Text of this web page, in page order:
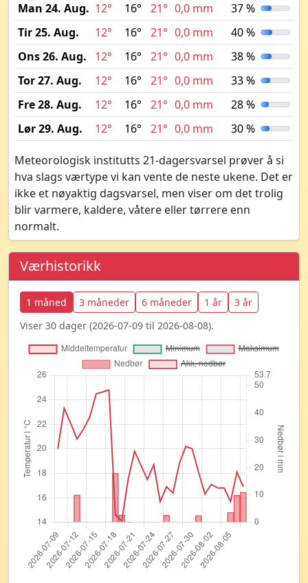
Man 24. Aug. 12° 16° 21° 0,0 mm
37 %
Tir 25. Aug.
12° 16° 21° 0,0 mm
40 %
Ons 26. Aug.
12° 16° 21° 0,0 mm
38 %
Tor 27. Aug.
12° 16° 21° 0,0 mm
33 %
Fre 28. Aug.
12° 16° 21° 0,0 mm
28 %
Lør 29. Aug.
12° 16° 21° 0,0 mm 30 %
Meteorologisk institutts 21-dagersvarsel prøver å si
hva slags værtype vi kan vente de neste ukene. Det er
ikke et nøyaktig dagsvarsel, men viser om det trolig
blir varmere, kaldere, våtere eller tørrere enn
normalt.
Værhistorikk
1 måned 3 måneder 6 måneder 1 år
3 år
Viser 30 dager (2026-07-09 til 2026-08-08).